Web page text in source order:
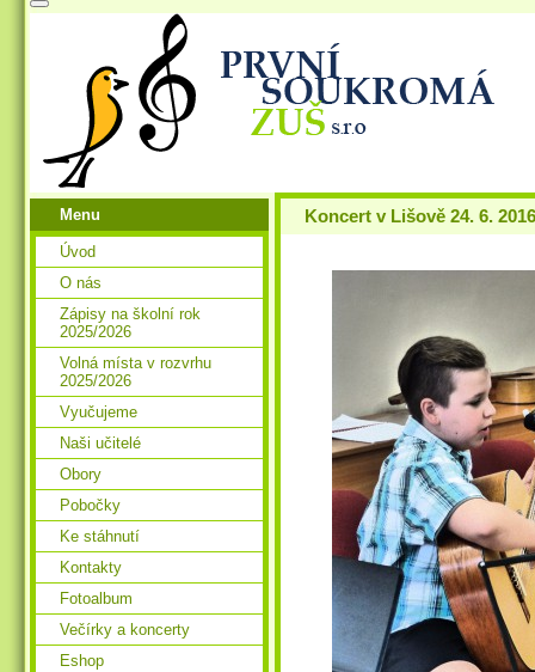
Koncert v Lišově 24. 6. 2016
Menu
Úvod
O nás
Zápisy na školní rok
2025/2026
Volná místa v rozvrhu
2025/2026
Vyučujeme
Naši učitelé
Obory
Pobočky
Ke stáhnutí
Kontakty
Fotoalbum
Večírky a koncerty
Eshop